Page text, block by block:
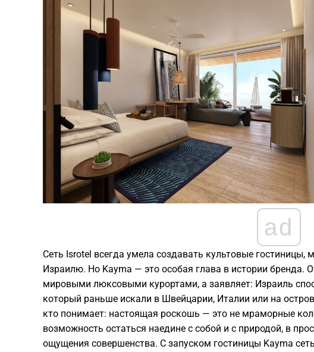
ad
Сеть Isrotel всегда умела создавать культовые
Израилю. Но Kayma — это особая глава в истории бренда.
мировыми люксовыми курортами, а заявляет: Израиль
который раньше искали в Швейцарии, Италии или на
кто понимает: настоящая роскошь — это не мраморные
возможность остаться наедине с собой и с природой, в
ощущения совершенства. С запуском гостиницы Kayma